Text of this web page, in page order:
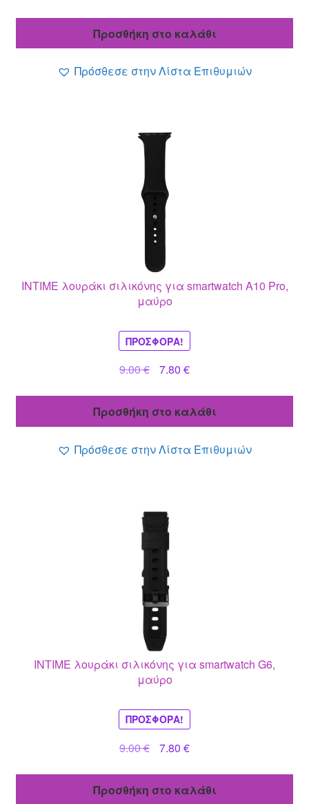
3.60 €. είναι:
Προσθήκη στο καλάθι
Πρόσθεσε στην Λίστα Επιθυμιών
INTIME λουράκι σιλικόνης για smartwatch A10 Pro,
μαύρο
ΠΡΟΣΦΟΡΆ!
9.00€
Original
9.00 €.
7.80 €Η
είναι:
Προσθήκη στο καλάθι
Πρόσθεσε στην Λίστα Επιθυμιών
INTIME λουράκι σιλικόνης για smartwatch G6,
μαύρο
ΠΡΟΣΦΟΡΆ!
9.00€
Original
9.00 €.
7.80 €Η
είναι:
Προσθήκη στο καλάθι